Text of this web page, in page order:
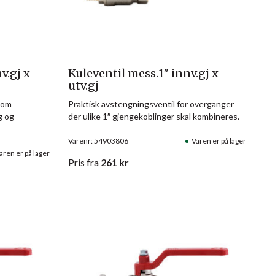
x
er på lager
og
Kuleventil mess.1″ innv.gj x
utv.gj
Varenr: 54903806 Varen er på lager
Praktisk avstengningsventil for overganger
der ulike 1″ gjengekoblinger skal kombineres.
Pris fra 261 kr